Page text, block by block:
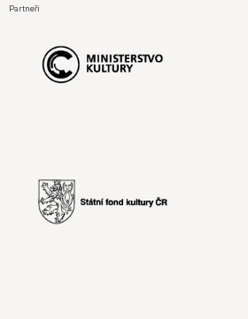
Partneři